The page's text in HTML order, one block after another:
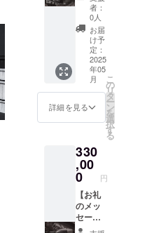
デザイ
ン等作
成させ
ていた
だま
す。 ＊
横断幕
の大き
さは掲
載希望
変更し
ます。
送る為
のメー
ルアド
レスが
必要と
なりま
す。 ※
支援
時、必
ず備考
前をご
記入く
ださ
い。
を一緒
に応援
しま
しょ
う！
【Youtu
be動画
内に名
前掲
載】 試
合後に
投稿す
YouTub
e 動画
のエン
ディン
グにお
名前を
フル
ネーム
礼メッ
セー
ジ】 試
合後に
投稿す
YouTub
e 動画
内でフ
ルネー
ムでお
呼びさ
ただき
亀田和
毅がお
礼をお
伝えし
ます。
【5/24
世界戦
す。
【5/24
試合 プ
レミア
ム横断
幕フル
ネーム
掲載】
試合へ
向け
て、プ
レミア
幕（3分
割3段
目）を
作成し
フル
ネーム
で掲載
しま
謝の気
持ちを
込め
て、お
礼の
メッ
セージ
をお送
りしま
す。
【5/24
試合 亀
写真
デー
タ】 当
日の写
真デー
タを一
枚お送
りしま
者：
0人
お届
け予
定：
2025
年05
月
詳細を見る
こ
の
リ
タ
ー
ン
を
選
択
す
る
330
,00
0 円
【お礼
のメッ
セー
ジ】 感